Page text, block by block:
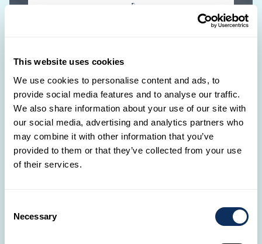
This website uses cookies
We use cookies to personalise content and ads, to
provide social media features and to analyse our traffic.
We also share information about your use of our site with
our social media, advertising and analytics partners who
may combine it with other information that you’ve
provided to them or that they’ve collected from your use
of their services.
Selection
Necessary
🛋️
Nos agences de voyage au Luxembourg
là pour toi.
NOS AGENCES
📞
Tu as des questions ?